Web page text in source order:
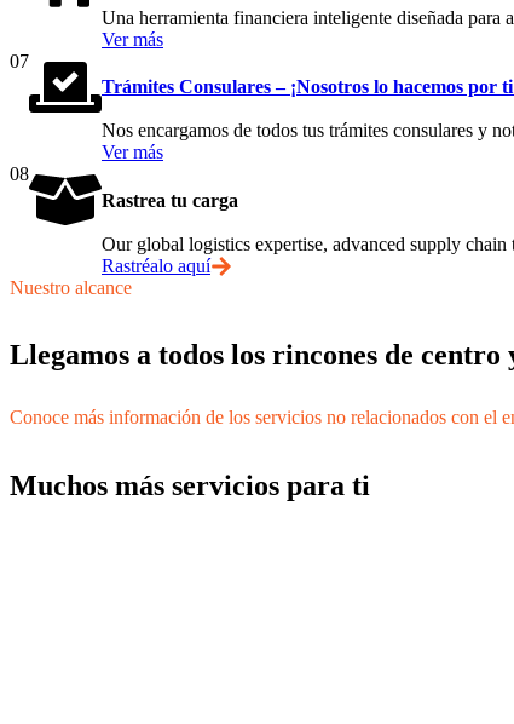
Una herramienta financiera inteligente diseñada
Ver más
07
Trámites Consulares – ¡Nosotros lo hacemos por
Nos encargamos de todos tus trámites consulares y
Ver más
08
Rastrea tu carga
Our global logistics expertise, advanced supply
Rastréalo aquí
Nuestro alcance
Llegamos a todos los rincones de
Conoce más información de los servicios no relacionados con el
Muchos más servicios para ti